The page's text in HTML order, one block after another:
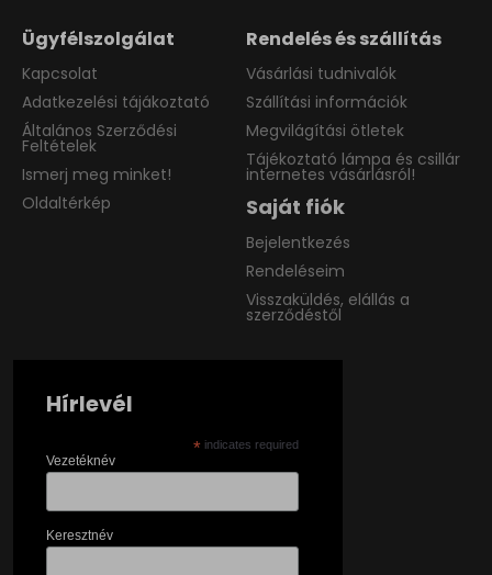
Ügyfélszolgálat
Kapcsolat
Adatkezelési tájákoztató
Általános Szerződési
Feltételek
Ismerj meg minket!
Oldaltérkép
Rendelés és szállítás
Vásárlási tudnivalók
Szállítási információk
Megvilágítási ötletek
Tájékoztató lámpa és csillár
internetes vásárlásról!
Saját fiók
Bejelentkezés
Rendeléseim
Visszaküldés, elállás a
szerződéstől
Hírlevél
* indicates required
Vezetéknév
Keresztnév